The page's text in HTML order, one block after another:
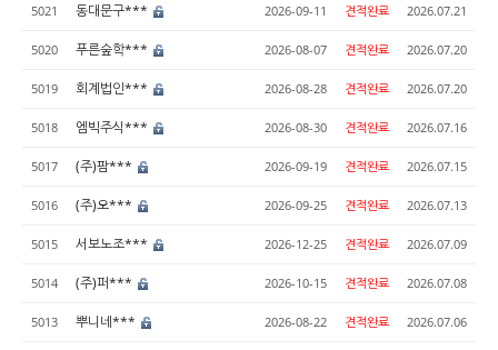
5021 동대문구*** 2026-09-11 견적완료 2026.07.21
5020 푸른숲학*** 2026-08-07 견적완료 2026.07.20
5019 회계법인*** 2026-08-28 견적완료 2026.07.20
5018 엠빅주식*** 2026-08-30 견적완료 2026.07.16
5017 (주)팜*** 2026-09-19 견적완료 2026.07.15
5016 (주)오*** 2026-09-25 견적완료 2026.07.13
5015 서보노조*** 2026-12-25 견적완료 2026.07.09
5014 (주)퍼*** 2026-10-15 견적완료 2026.07.08
5013 뿌니네*** 2026-08-22 견적완료 2026.07.06